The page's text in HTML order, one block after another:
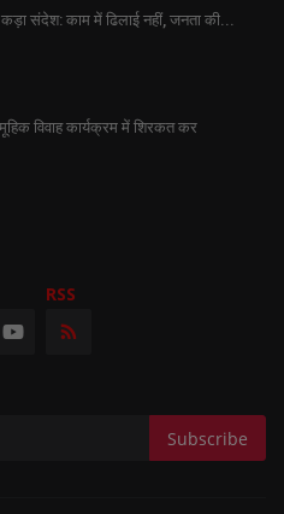
संदेश: काम में ढिलाई नहीं, जनता की...
विवाह कार्यक्रम में शिरकत कर
RSS
Subscribe